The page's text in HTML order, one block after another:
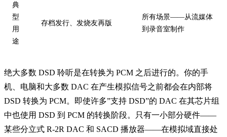
典
型
用
途
存档发行、发烧友再版
所有场景——从流媒体
到录音室制作
绝大多数 DSD 聆听是在转换为 PCM 之后进行的。你的手
机、电脑和大多数 DAC 在产生模拟信号之前都会在内部将
DSD 转换为 PCM。即使许多”支持 DSD”的 DAC 在其芯片组
中也使用 DSD 到 PCM 的转换阶段。只有一小部分硬件——
某些分立式 R-2R DAC 和 SACD 播放器——在模拟域直接处